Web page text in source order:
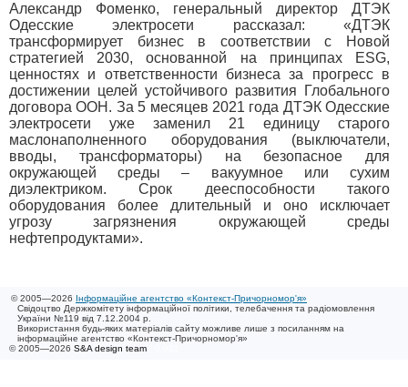
Александр Фоменко, генеральный директор ДТЭК
Одесские электросети рассказал: «ДТЭК
трансформирует бизнес в соответствии с Новой
стратегией 2030, основанной на принципах ESG,
ценностях и ответственности бизнеса за прогресс в
достижении целей устойчивого развития Глобального
договора ООН. За 5 месяцев 2021 года ДТЭК Одесские
электросети уже заменил 21 единицу старого
маслонаполненного оборудования (выключатели,
вводы, трансформаторы) на безопасное для
окружающей среды – вакуумное или сухим
диэлектриком. Срок дееспособности такого
оборудования более длительный и оно исключает
угрозу загрязнения окружающей среды
нефтепродуктами».
© 2005—2026 Інформаційне агентство «Контекст-Причорномор'я»
Свідоцтво Держкомітету інформаційної політики, телебачення та радіомовлення
України №119 від 7.12.2004 р.
Використання будь-яких матеріалів сайту можливе лише з посиланням на
інформаційне агентство «Контекст-Причорномор'я»
© 2005—2026 S&A design team